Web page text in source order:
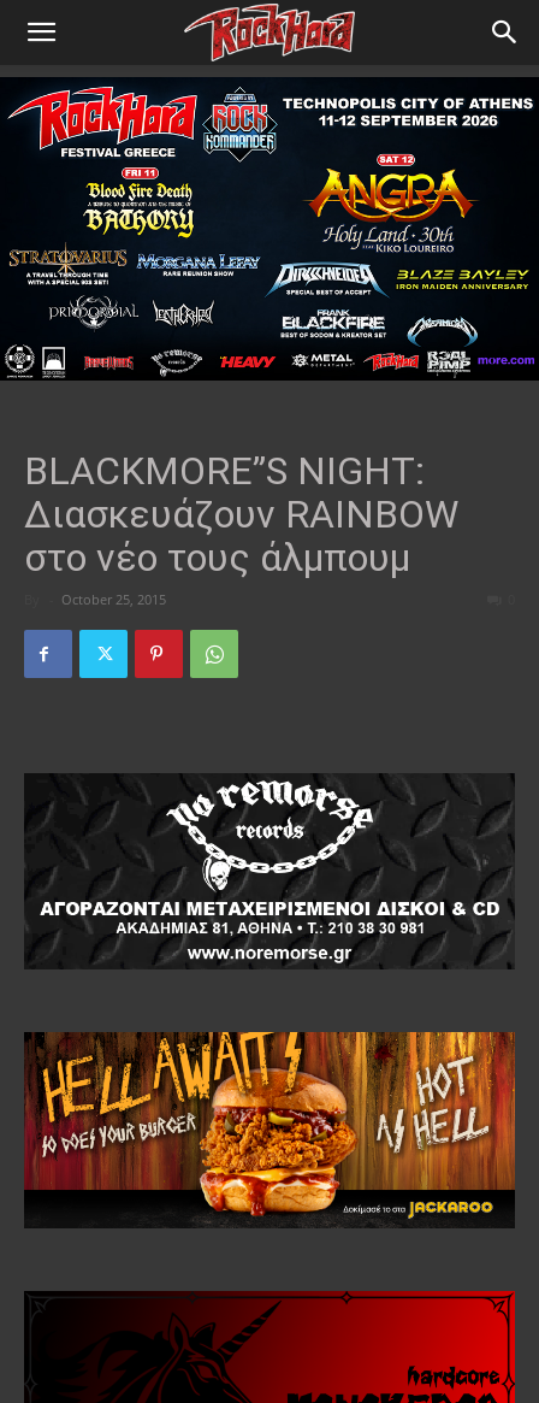
BLACKMORE”S NIGHT:
Διασκευάζoυν RAINBOW
στο νέο τους άλμπουμ
October 25, 2015